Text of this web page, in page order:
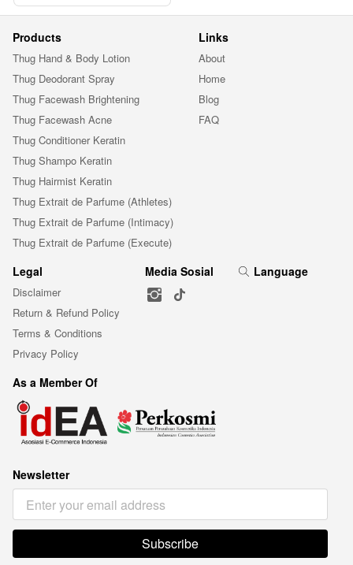
Products
Thug Hand & Body Lotion
Thug Deodorant Spray
Thug Facewash Brightening
Thug Facewash Acne
Thug Conditioner Keratin
Thug Shampo Keratin
Thug Hairmist Keratin
Thug Extrait de Parfume (Athletes)
Thug Extrait de Parfume (Intimacy)
Thug Extrait de Parfume (Execute)
Links
About
Home
Blog
FAQ
Legal
Disclaimer
Return & Refund Policy
Terms & Conditions
Privacy Policy
Media Sosial Language
As a Member Of
Newsletter
`
Subscribe